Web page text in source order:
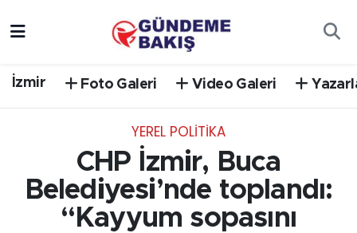
İzmir Foto Galeri Video Galeri
YEREL POLİTİKA
CHP İzmir, Buca
Belediyesi’nde toplandı:
“Kayyum sopasını
EGE
EĞİTİM
Trafik Durumu
Süper Lig Puan Durumu ve Fikstür
Tüm Manşetler